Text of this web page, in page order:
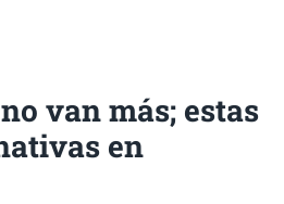
van más; estas
en